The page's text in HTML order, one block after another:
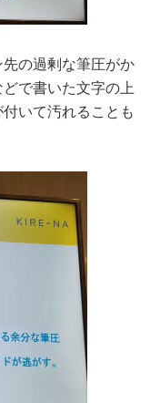
の過剰な筆圧がか
で書いた文字の上
いて汚れることも